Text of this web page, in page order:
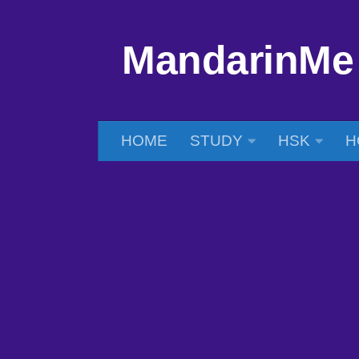
MandarinMe
HOME STUDY HSK